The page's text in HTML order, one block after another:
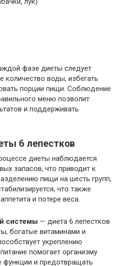
фазе диеты следует
количество воды, избегать
порции пищи. Соблюдение
меню позволит
и поддерживать
6 лепестков
диеты наблюдается
запасов, что приводит к
пищи на шесть групп,
что также
и потере веса.
системы — диета 6 лепестков
богатые витаминами и
укреплению
помогает организму
и предотвращать